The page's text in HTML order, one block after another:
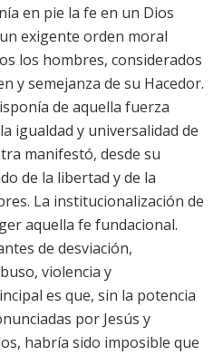
en pie la fe en un Dios
exigente orden moral
los hombres, considerados
y semejanza de su Hacedor.
de aquella fuerza
igualdad y universalidad de
manifestó, desde su
de la libertad y de la
La institucionalización de
aquella fe fundacional.
de desviación,
violencia y
es que, sin la potencia
por Jesús y
habría sido imposible que